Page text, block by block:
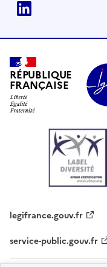
RÉPUBLIQUE
FRANÇAISE
legifrance.gouv.fr
service-public.gouv.fr